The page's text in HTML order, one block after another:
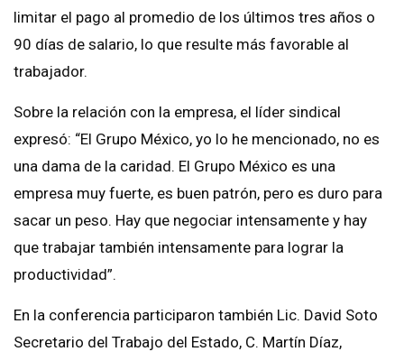
limitar el pago al promedio de los últimos tres años o
90 días de salario, lo que resulte más favorable al
trabajador.
Sobre la relación con la empresa, el líder sindical
expresó: “El Grupo México, yo lo he mencionado, no es
una dama de la caridad. El Grupo México es una
empresa muy fuerte, es buen patrón, pero es duro para
sacar un peso. Hay que negociar intensamente y hay
que trabajar también intensamente para lograr la
productividad”.
En la conferencia participaron también Lic. David Soto
Secretario del Trabajo del Estado, C. Martín Díaz,